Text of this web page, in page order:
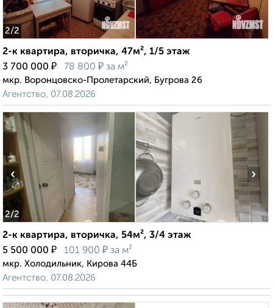
2/2
2-к квартира, вторичка, 47м², 1/5 этаж
3 700 000 ₽ 78 800 ₽ за м²
мкр. Воронцовско-Пролетарский, Бугрова 26
Агентство, 07.08.2026
2/2
‹ ›
2-к квартира, вторичка, 54м², 3/4 этаж
5 500 000 ₽ 101 900 ₽ за м²
мкр. Холодильник, Кирова 44Б
Агентство, 07.08.2026